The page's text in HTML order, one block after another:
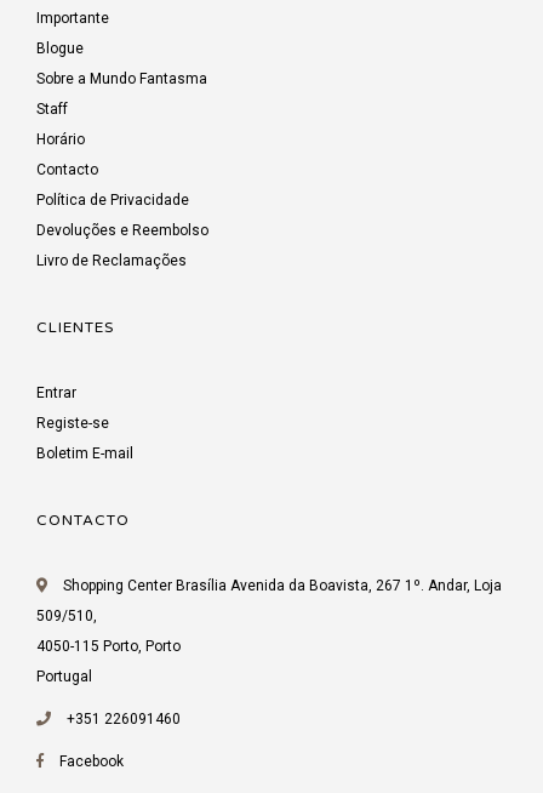
Importante
Blogue
Sobre a Mundo Fantasma
Staff
Horário
Contacto
Política de Privacidade
Devoluções e Reembolso
Livro de Reclamações
CLIENTES
Entrar
Registe-se
Boletim E-mail
CONTACTO
Shopping Center Brasília Avenida da Boavista, 267 1º. Andar, Loja
509/510,
4050-115 Porto, Porto
Portugal
+351 226091460
Facebook